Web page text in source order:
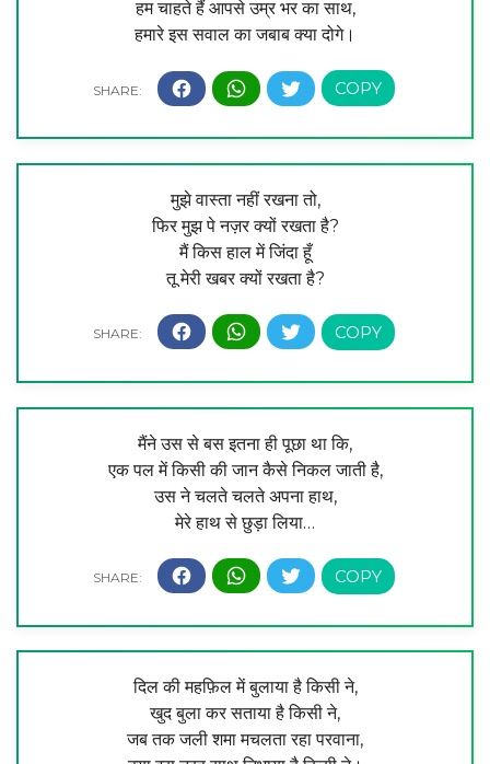
हम चाहते हैं आपसे उम्र भर का साथ,
हमारे इस सवाल का जबाब क्या दोगे।
मुझे वास्ता नहीं रखना तो,
फिर मुझ पे नज़र क्यों रखता है?
मैं किस हाल में जिंदा हूँ
तू मेरी खबर क्यों रखता है?
मैंने उस से बस इतना ही पूछा था कि,
एक पल में किसी की जान कैसे निकल जाती है,
उस ने चलते चलते अपना हाथ,
मेरे हाथ से छुड़ा लिया…
दिल की महफ़िल में बुलाया है किसी ने,
खुद बुला कर सताया है किसी ने,
जब तक जली शमा मचलता रहा परवाना,